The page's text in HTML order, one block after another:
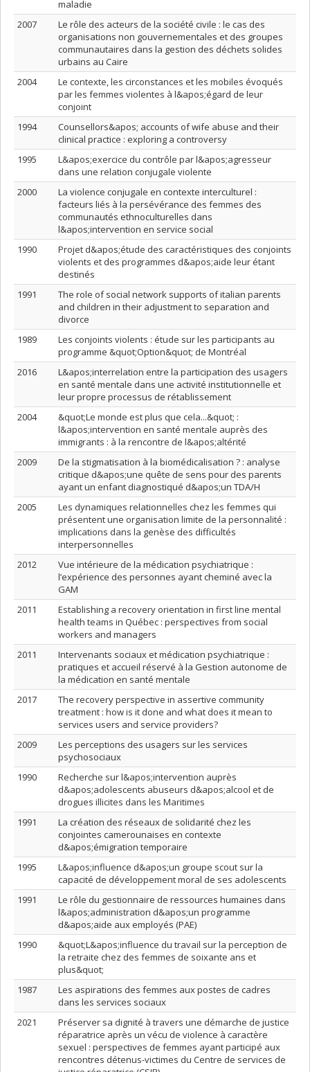
maladie
2007
Le rôle des acteurs de la société civile : le cas des
organisations non gouvernementales et des groupes
communautaires dans la gestion des déchets solides
urbains au Caire
2004
Le contexte, les circonstances et les mobiles évoqués
par les femmes violentes à l&apos;égard de leur
conjoint
1994
Counsellors&apos; accounts of wife abuse and their
clinical practice : exploring a controversy
1995
L&apos;exercice du contrôle par l&apos;agresseur
dans une relation conjugale violente
2000
La violence conjugale en contexte interculturel :
facteurs liés à la persévérance des femmes des
communautés ethnoculturelles dans
l&apos;intervention en service social
1990
Projet d&apos;étude des caractéristiques des conjoints
violents et des programmes d&apos;aide leur étant
destinés
1991
The role of social network supports of italian parents
and children in their adjustment to separation and
divorce
1989
Les conjoints violents : étude sur les participants au
programme &quot;Option&quot; de Montréal
2016
L&apos;interrelation entre la participation des usagers
en santé mentale dans une activité institutionnelle et
leur propre processus de rétablissement
2004
&quot;Le monde est plus que cela...&quot; :
l&apos;intervention en santé mentale auprès des
immigrants : à la rencontre de l&apos;altérité
2009
De la stigmatisation à la biomédicalisation ? : analyse
critique d&apos;une quête de sens pour des parents
ayant un enfant diagnostiqué d&apos;un TDA/H
2005
Les dynamiques relationnelles chez les femmes qui
présentent une organisation limite de la personnalité :
implications dans la genèse des difficultés
interpersonnelles
2012
Vue intérieure de la médication psychiatrique :
l’expérience des personnes ayant cheminé avec la
GAM
2011
Establishing a recovery orientation in first line mental
health teams in Québec : perspectives from social
workers and managers
2011
Intervenants sociaux et médication psychiatrique :
pratiques et accueil réservé à la Gestion autonome de
la médication en santé mentale
2017
The recovery perspective in assertive community
treatment : how is it done and what does it mean to
services users and service providers?
2009
Les perceptions des usagers sur les services
psychosociaux
1990
Recherche sur l&apos;intervention auprès
d&apos;adolescents abuseurs d&apos;alcool et de
drogues illicites dans les Maritimes
1991
La création des réseaux de solidarité chez les
conjointes camerounaises en contexte
d&apos;émigration temporaire
1995
L&apos;influence d&apos;un groupe scout sur la
capacité de développement moral de ses adolescents
1991
Le rôle du gestionnaire de ressources humaines dans
l&apos;administration d&apos;un programme
d&apos;aide aux employés (PAE)
1990
&quot;L&apos;influence du travail sur la perception de
la retraite chez des femmes de soixante ans et
plus&quot;
1987
Les aspirations des femmes aux postes de cadres
dans les services sociaux
2021
Préserver sa dignité à travers une démarche de justice
réparatrice après un vécu de violence à caractère
sexuel : perspectives de femmes ayant participé aux
rencontres détenus-victimes du Centre de services de